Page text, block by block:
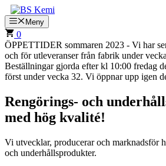
Hoppa
till
innehåll
Meny
0
ÖPPETTIDER sommaren 2023 - Vi har
och för utleveranser från fabrik under
Beställningar gjorda efter kl 10:00 fredag
först under vecka 32. Vi öppnar upp igen
Rengörings- och
med hög kvalité!
Vi utvecklar, producerar och marknadsför
och underhållsprodukter.